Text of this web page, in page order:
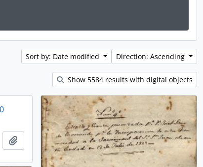
Sort by: Date modified Direction: Ascending
Show 5584 results with digital objects
Add to clipboard